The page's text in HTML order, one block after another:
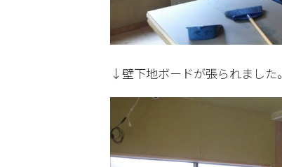
↓壁下地ボードが張られました。